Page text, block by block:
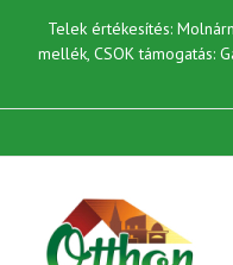
Telek értékesítés:
mellék, CSOK támogatás: